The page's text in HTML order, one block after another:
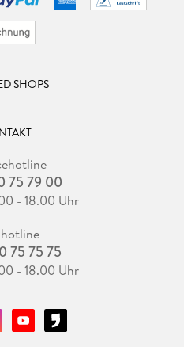
SHOPS
75 79 00
- 18.00 Uhr
75 75 75
- 18.00 Uhr